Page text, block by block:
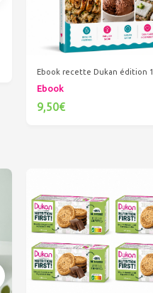
Ebook recette Dukan édition 1
Ebook
9,50€